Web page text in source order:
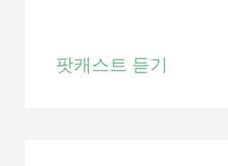
팟캐스트 듣기